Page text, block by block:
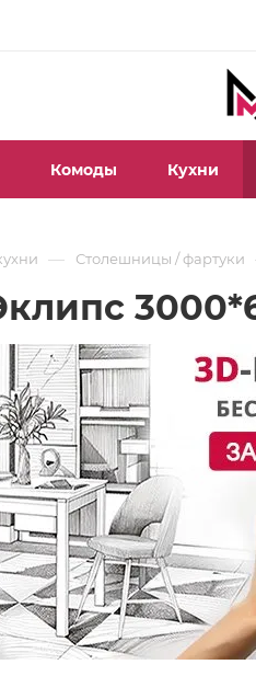
Комоды Кухни
— Столешницы / фартуки